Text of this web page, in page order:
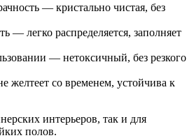
— кристально чистая, без
— легко распределяется, заполняет
— нетоксичный, без резкого
желтеет со временем, устойчива к
интерьеров, так и для
полов.